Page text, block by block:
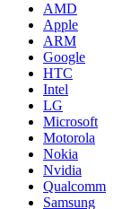
AMD
Apple
ARM
Google
HTC
Intel
LG
Microsoft
Motorola
Nokia
Nvidia
Qualcomm
Samsung